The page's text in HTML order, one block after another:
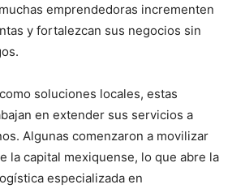
emprendedoras incrementen
y fortalezcan sus negocios sin
soluciones locales, estas
en extender sus servicios a
Algunas comenzaron a movilizar
la capital mexiquense, lo que abre la
especializada en